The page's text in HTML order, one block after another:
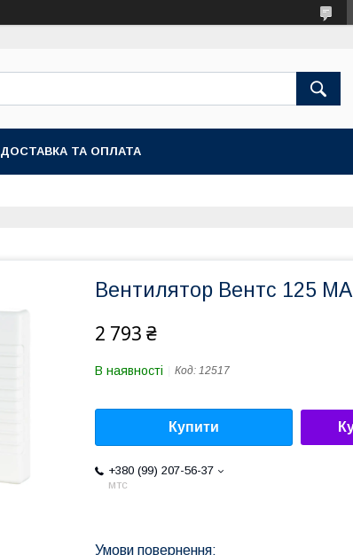
ДОСТАВКА ТА ОПЛАТА
Вентилятор Вентс 125
2 793 ₴
В наявності Код: 12517
Купити
+380 (99) 207-56-37
мтс